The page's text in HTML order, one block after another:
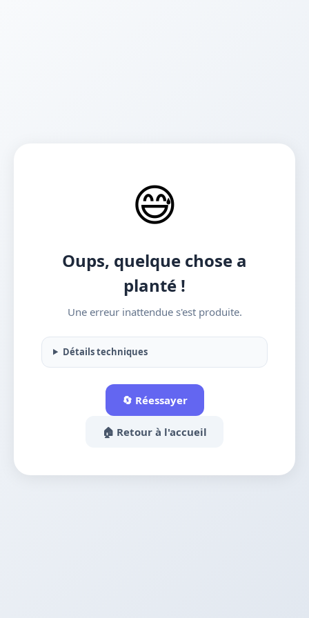
😅
Oups, quelque chose a
planté !
Une erreur inattendue s'est produite.
Détails techniques
🔄 Réessayer
🏠 Retour à l'accueil